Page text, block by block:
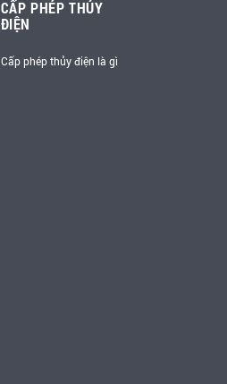
CẤP PHÉP THỦY
ĐIỆN
Cấp phép thủy điện là gì